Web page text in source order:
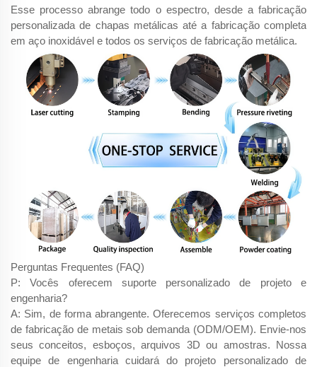
Esse processo abrange todo o espectro, desde a fabricação
personalizada de chapas metálicas até a fabricação completa
em aço inoxidável e todos os serviços de fabricação metálica.
Perguntas Frequentes (FAQ)
P: Vocês oferecem suporte personalizado de projeto e
engenharia?
A: Sim, de forma abrangente. Oferecemos serviços completos
de fabricação de metais sob demanda (ODM/OEM). Envie-nos
seus conceitos, esboços, arquivos 3D ou amostras. Nossa
equipe de engenharia cuidará do projeto personalizado de